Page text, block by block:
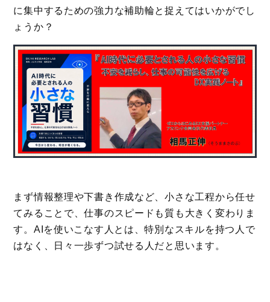
に集中するための強力な補助輪と捉えてはいかがでし
ょうか？
まず情報整理や下書き作成など、小さな工程から任せ
てみることで、仕事のスピードも質も大きく変わりま
す。AIを使いこなす人とは、特別なスキルを持つ人で
はなく、日々一歩ずつ試せる人だと思います。